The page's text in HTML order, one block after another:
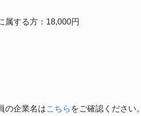
属する方：18,000円
の企業名はこちら をご確認ください。